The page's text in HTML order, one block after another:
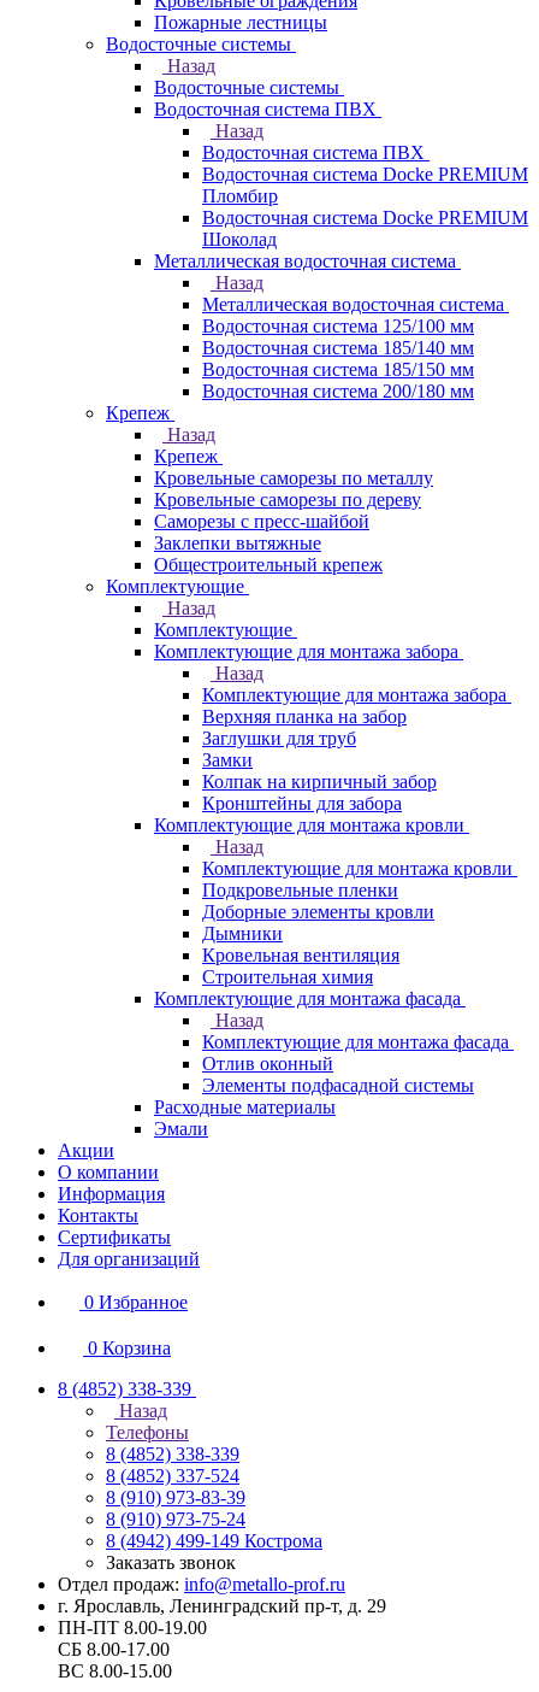
Пожарные лестницы
Водосточные системы
Назад
Водосточные системы
Водосточная система ПВХ
Назад
Водосточная система ПВХ
Водосточная система Docke PREMIUM
Пломбир
Водосточная система Docke PREMIUM
Шоколад
Металлическая водосточная система
Назад
Металлическая водосточная система
Водосточная система 125/100 мм
Водосточная система 185/140 мм
Водосточная система 185/150 мм
Водосточная система 200/180 мм
Крепеж
Назад
Крепеж
Кровельные саморезы по металлу
Кровельные саморезы по дереву
Саморезы с пресс-шайбой
Заклепки вытяжные
Общестроительный крепеж
Комплектующие
Назад
Комплектующие
Комплектующие для монтажа забора
Назад
Комплектующие для монтажа забора
Верхняя планка на забор
Заглушки для труб
Замки
Колпак на кирпичный забор
Кронштейны для забора
Комплектующие для монтажа кровли
Назад
Комплектующие для монтажа кровли
Подкровельные пленки
Доборные элементы кровли
Дымники
Кровельная вентиляция
Строительная химия
Комплектующие для монтажа фасада
Назад
Комплектующие для монтажа фасада
Отлив оконный
Элементы подфасадной системы
Расходные материалы
Эмали
Акции
О компании
Информация
Контакты
Сертификаты
Для организаций
0 Избранное
0 Корзина
8 (4852) 338-339
Назад
Телефоны
8 (4852) 338-339
8 (4852) 337-524
8 (910) 973-83-39
8 (910) 973-75-24
8 (4942) 499-149 Кострома
Заказать звонок
Отдел продаж: info@metallo-prof.ru
г. Ярославль, Ленинградский пр-т, д. 29
ПН-ПТ 8.00-19.00
СБ 8.00-17.00
ВС 8.00-15.00